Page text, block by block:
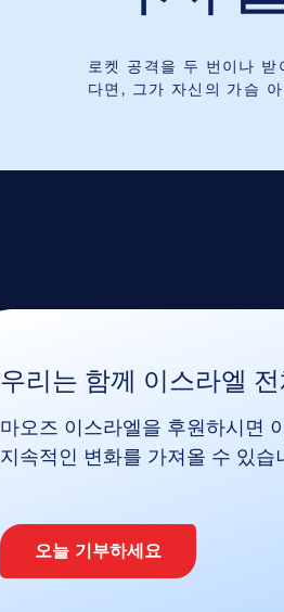
로켓 공격을 두 번이나
다면, 그가 자신의 가슴
우리는 함께 이스라엘
마오즈 이스라엘을 후원하시면
지속적인 변화를 가져올 수 있습
오늘 기부하세요